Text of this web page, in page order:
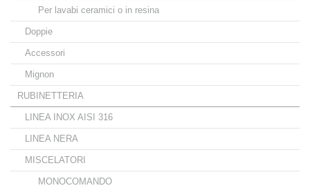
Per lavabi ceramici o in resina
Doppie
Accessori
Mignon
RUBINETTERIA
LINEA INOX AISI 316
LINEA NERA
MISCELATORI
MONOCOMANDO